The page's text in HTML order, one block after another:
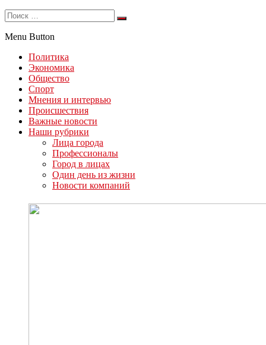
Menu Button
Политика
Экономика
Общество
Спорт
Мнения и интервью
Происшествия
Важные новости
Наши рубрики
Лица города
Профессионалы
Город в лицах
Один день из жизни
Новости компаний